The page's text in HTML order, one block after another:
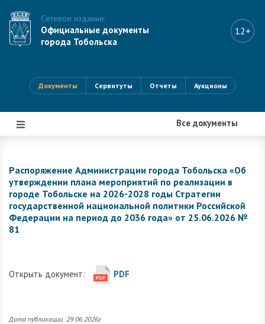
Сетевое издание:
Официальные документы
города Тобольска
12+
Документы Сервитуты Отчеты Аукционы
Все документы
|||
Распоряжение Администрации города Тобольска «Об
утверждении плана мероприятий по реализации в
городе Тобольске на 2026-2028 годы Стратегии
государственной национальной политики Российской
Федерации на период до 2036 года» от 25.06.2026 №
81
Открыть документ: PDF
Дата публикации: 29.06.2026г